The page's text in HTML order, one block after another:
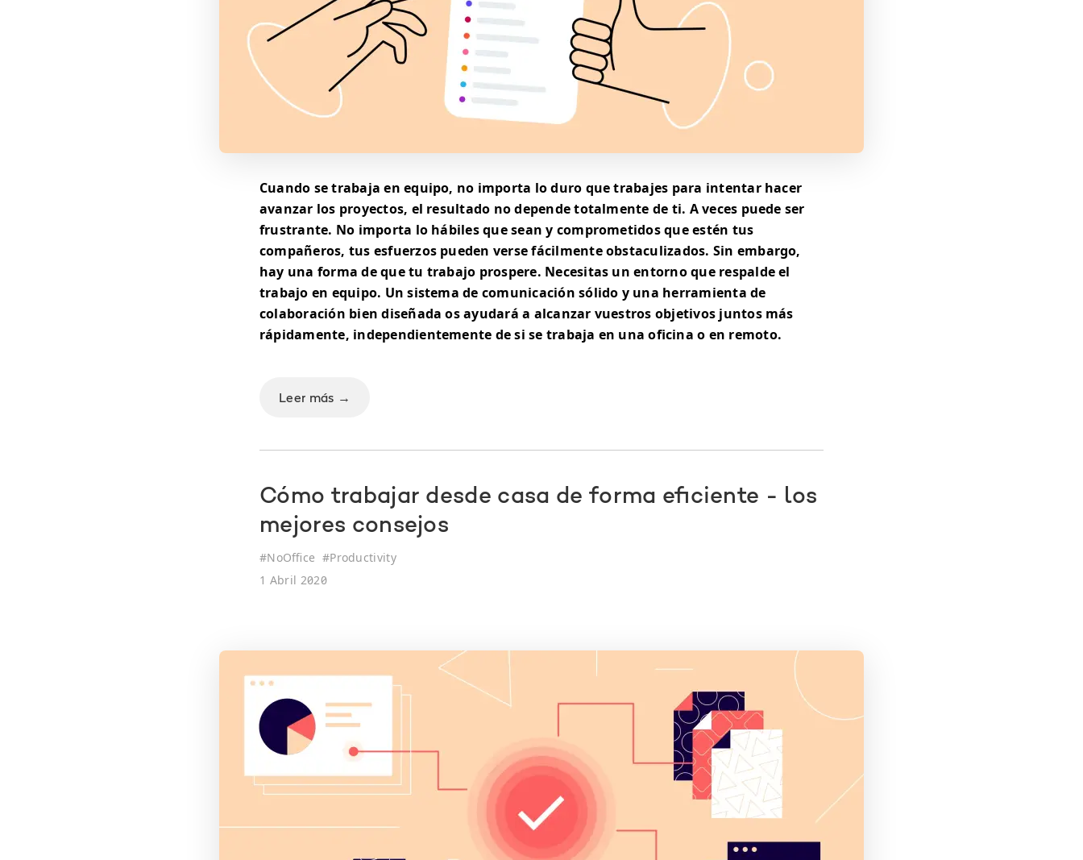
Cuando se trabaja en equipo, no importa lo duro que trabajes para intentar hacer
avanzar los proyectos, el resultado no depende totalmente de ti. A veces puede ser
frustrante. No importa lo hábiles que sean y comprometidos que estén tus
compañeros, tus esfuerzos pueden verse fácilmente obstaculizados. Sin embargo,
hay una forma de que tu trabajo prospere. Necesitas un entorno que respalde el
trabajo en equipo. Un sistema de comunicación sólido y una herramienta de
colaboración bien diseñada os ayudará a alcanzar vuestros objetivos juntos más
rápidamente, independientemente de si se trabaja en una oficina o en remoto.
Leer más →
Cómo trabajar desde casa de forma eficiente - los
mejores consejos
#NoOffice #Productivity
1 Abril 2020